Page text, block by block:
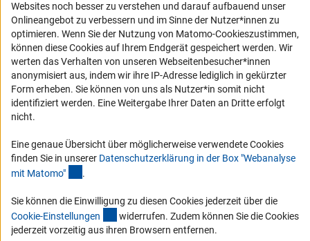
Erklärung zur Barrierefreiheit
Barriere melden
Links
Zum Download des Kodex
DFG-Website
Sie haben Fragen oder möchten einen Verdachtsfall melden?
Zur Kontaktübersicht
Websites noch besser zu verstehen und darauf aufbauend unser
Onlineangebot zu verbessern und im Sinne der Nutzer*innen zu
optimieren. Wenn Sie der Nutzung von Matomo-Cookieszustimmen,
können diese Cookies auf Ihrem Endgerät gespeichert werden. Wir
werten das Verhalten von unseren Webseitenbesucher*innen
anonymisiert aus, indem wir ihre IP-Adresse lediglich in gekürzter
Form erheben. Sie können von uns als Nutzer*in somit nicht
identifiziert werden. Eine Weitergabe Ihrer Daten an Dritte erfolgt
nicht.
Eine genaue Übersicht über möglicherweise verwendete Cookies
finden Sie in unserer Datenschutzerklärung in der Box "Webanalyse
mit Matomo" .
Sie können die Einwilligung zu diesen Cookies jederzeit über die
Cookie-Einstellungen (interner Link)
widerrufen. Zudem können Sie die Cookies
jederzeit vorzeitig aus ihren Browsern entfernen.